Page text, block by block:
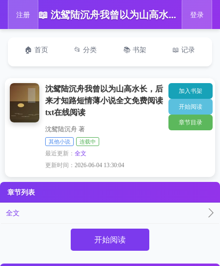
注册 📖 沈鸳陆沉舟我曾以为山高水长，后来才知路短情薄小说全文免费阅读txt在线阅读 登录
🏠 首页 📂 分类 📚 书架 📖 记录
沈鸳陆沉舟我曾以为山高水长，后
来才知路短情薄小说全文免费阅读
txt在线阅读
沈鸳陆沉舟 著
其他小说 连载中
最近更新：全文
更新时间：2026-06-04 13:30:04
加入书架
开始阅读
章节目录
章节列表
全文
开始阅读